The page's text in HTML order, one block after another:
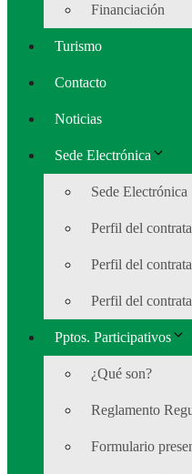
Financiación
Turismo
Contacto
Noticias
Sede Electrónica
Sede Electrónica
Perfil del
Perfil del
Perfil del
Pptos. Participativos
¿Qué son?
Reglamento
Formulario